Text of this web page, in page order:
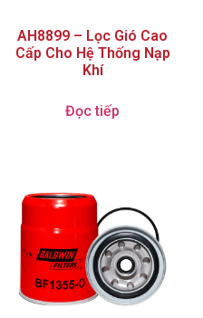
AH8899 – Lọc Gió Cao
Cấp Cho Hệ Thống Nạp
Khí
Đọc tiếp